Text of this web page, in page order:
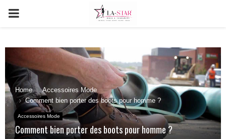
PRIMARY
Home
Accessoires Mode
Comment bien porter des boots pour homme ?
Accessoires Mode
Comment bien porter des boots pour homme ?